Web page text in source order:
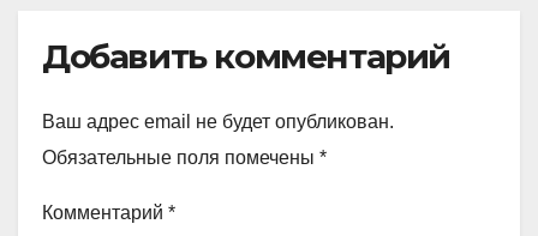
Добавить комментарий
Ваш адрес email не будет опубликован.
Обязательные поля помечены *
Комментарий *